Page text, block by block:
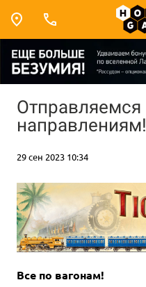
направлениям!
29 сен 2023 10:34
Все по вагонам!